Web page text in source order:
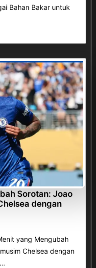
Bahan Bakar untuk
Sorotan: Joao
dengan
yang Mengubah
Chelsea dengan